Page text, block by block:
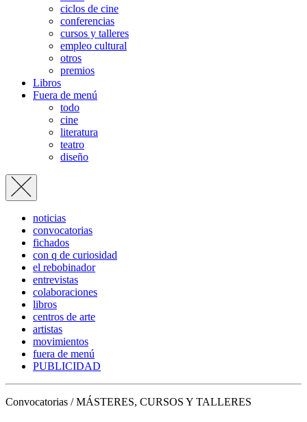
ciclos de cine
conferencias
cursos y talleres
empleo cultural
otros
premios
Libros
Fuera de menú
todo
cine
literatura
teatro
diseño
noticias
convocatorias
fichados
con q de curiosidad
el rebobinador
entrevistas
colaboraciones
libros
centros de arte
artistas
movimientos
fuera de menú
PUBLICIDAD
Convocatorias / MÁSTERES, CURSOS Y TALLERES